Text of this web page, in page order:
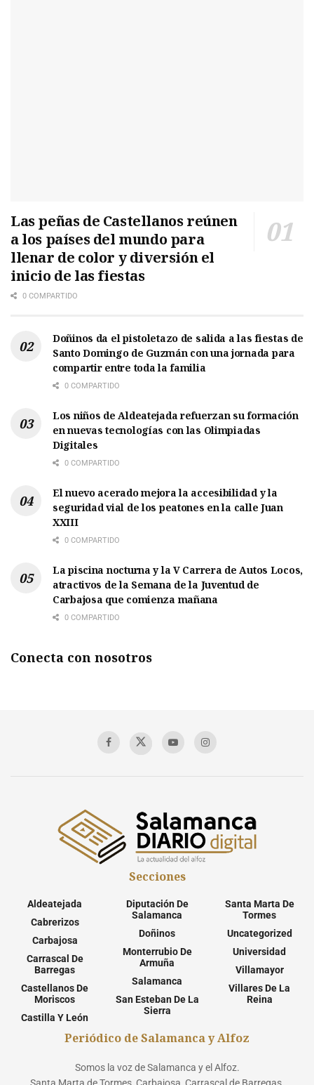
Las peñas de Castellanos reúnen
a los países del mundo para
llenar de color y diversión el
inicio de las fiestas
0 COMPARTIDO
Doñinos da el pistoletazo de salida a las fiestas de
Santo Domingo de Guzmán con una jornada para
compartir entre toda la familia
0 COMPARTIDO
Los niños de Aldeatejada refuerzan su formación
en nuevas tecnologías con las Olimpiadas
Digitales
0 COMPARTIDO
El nuevo acerado mejora la accesibilidad y la
seguridad vial de los peatones en la calle Juan
XXIII
0 COMPARTIDO
La piscina nocturna y la V Carrera de Autos Locos,
atractivos de la Semana de la Juventud de
Carbajosa que comienza mañana
0 COMPARTIDO
Conecta con nosotros
Secciones
Aldeatejada
Cabrerizos
Carbajosa
Carrascal De
Barregas
Castellanos De
Moriscos
Castilla Y León
Diputación De
Salamanca
Doñinos
Monterrubio De
Armuña
Salamanca
San Esteban De La
Sierra
Santa Marta De
Tormes
Uncategorized
Universidad
Villamayor
Villares De La
Reina
Periódico de Salamanca y Alfoz
Somos la voz de Salamanca y el Alfoz.